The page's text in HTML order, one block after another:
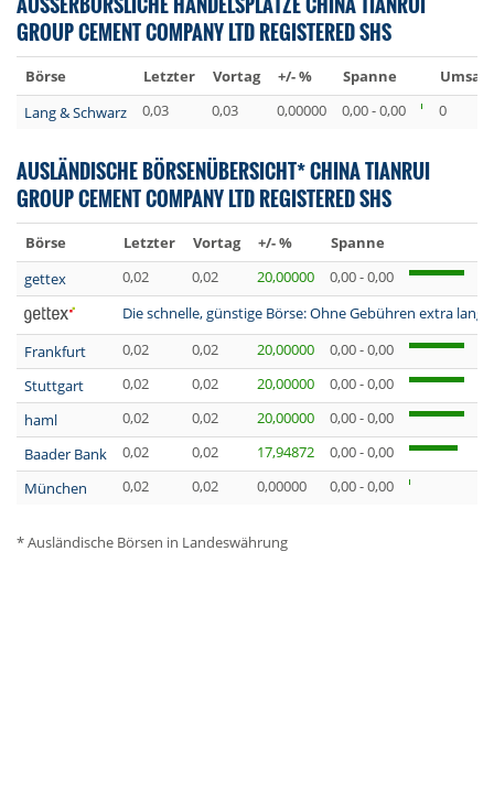
GROUP CEMENT COMPANY LTD REGISTERED SHS
Börse Letzter Vortag +/- % Spanne
Lang & Schwarz
0,03 0,03 0,00000 0,00 - 0,00 0
AUSLÄNDISCHE BÖRSENÜBERSICHT* CHINA TIANRUI
GROUP CEMENT COMPANY LTD REGISTERED SHS
Börse Letzter Vortag +/- % Spanne
gettex
0,02 0,02 20,00000 0,00 - 0,00
Die schnelle, günstige Börse: Ohne Gebühren extra
Frankfurt
0,02 0,02 20,00000 0,00 - 0,00
Stuttgart
0,02 0,02 20,00000 0,00 - 0,00
haml
0,02 0,02 20,00000 0,00 - 0,00
Baader Bank
0,02 0,02 17,94872 0,00 - 0,00
München
0,02 0,02 0,00000 0,00 - 0,00
* Ausländische Börsen in Landeswährung